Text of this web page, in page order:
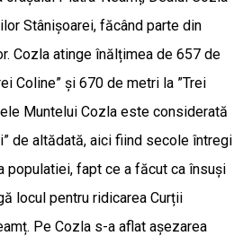
Stânișoarei, făcând parte din
Cozla atinge înălțimea de 657 de
Coline” și 670 de metri la ”Trei
Muntelui Cozla este considerată
de altădată, aici fiind secole întregi
populatiei, fapt ce a făcut ca însuși
locul pentru ridicarea Curții
Pe Cozla s-a aflat așezarea